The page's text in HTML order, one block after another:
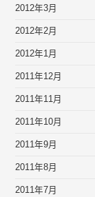
2012年3月
2012年2月
2012年1月
2011年12月
2011年11月
2011年10月
2011年9月
2011年8月
2011年7月